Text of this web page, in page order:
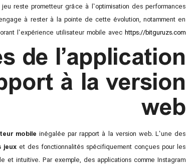
reste prometteur grâce à l’optimisation des performances
à rester à la pointe de cette évolution, notamment en
l’expérience utilisateur mobile avec https://bitguruzs.com/
de l’application
à la version
web
mobile inégalée par rapport à la version web. L’une des
jeuxet des fonctionnalités spécifiquement conçues pour les
et intuitive. Par exemple, des applications comme Instagram